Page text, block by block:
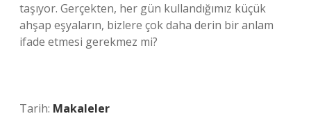
taşıyor. Gerçekten, her gün kullandığımız küçük
ahşap eşyaların, bizlere çok daha derin bir anlam
ifade etmesi gerekmez mi?
Tarih: Makaleler